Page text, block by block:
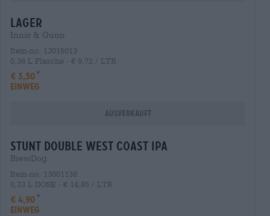
lager
Innis & Gunn
Item-no. 13015013
0,36 L Flasche - € 9,72 / LTR
€ 3,50
EINWEG
Ausverkauft
stunt double west coast ipa
BrewDog
Item-no. 13001138
0,33 L DOSE - € 14,85 / LTR
€ 4,90
EINWEG